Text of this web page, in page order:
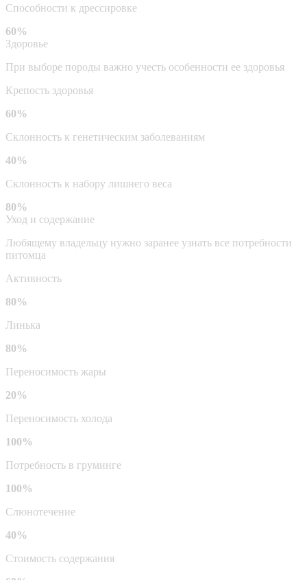
Способности к дрессировке
60%
Здоровье
При выборе породы важно учесть особенности ее здоровья
Крепость здоровья
60%
Склонность к генетическим заболеваниям
40%
Склонность к набору лишнего веса
80%
Уход и содержание
Любящему владельцу нужно заранее узнать все потребности
питомца
Активность
80%
Линька
80%
Переносимость жары
20%
Переносимость холода
100%
Потребность в груминге
100%
Слюнотечение
40%
Стоимость содержания